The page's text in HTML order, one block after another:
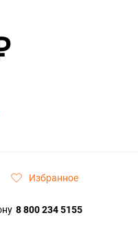
Избранное
8 800 234 5155